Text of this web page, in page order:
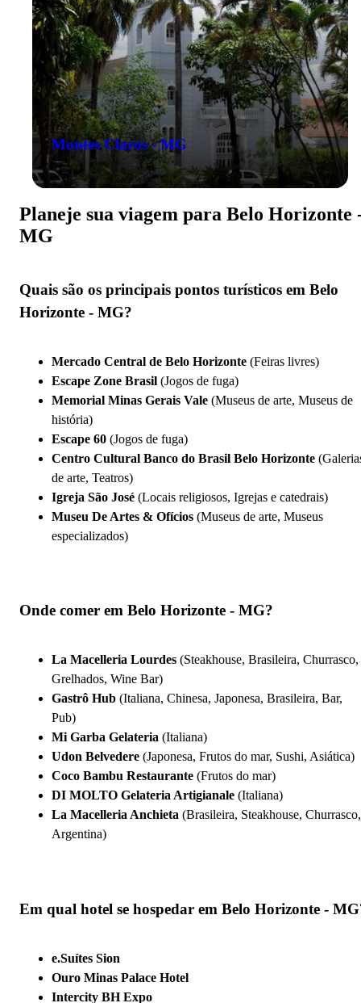
Montes Claros - MG
Planeje sua viagem para Belo Horizonte
MG
Quais são os principais pontos turísticos em Belo
Horizonte - MG?
Mercado Central de Belo Horizonte (Feiras livres)
Escape Zone Brasil (Jogos de fuga)
Memorial Minas Gerais Vale (Museus de arte, Museus de
história)
Escape 60 (Jogos de fuga)
Centro Cultural Banco do Brasil Belo Horizonte
de arte, Teatros)
Igreja São José (Locais religiosos, Igrejas e catedrais)
Museu De Artes & Ofícios (Museus de arte, Museus
especializados)
Onde comer em Belo Horizonte - MG?
La Macelleria Lourdes (Steakhouse, Brasileira, Churrasco,
Grelhados, Wine Bar)
Gastrô Hub (Italiana, Chinesa, Japonesa, Brasileira, Bar,
Pub)
Mi Garba Gelateria (Italiana)
Udon Belvedere (Japonesa, Frutos do mar, Sushi, Asiática)
Coco Bambu Restaurante (Frutos do mar)
DI MOLTO Gelateria Artigianale (Italiana)
La Macelleria Anchieta (Brasileira, Steakhouse, Churrasco,
Argentina)
Em qual hotel se hospedar em Belo Horizonte -
e.Suítes Sion
Ouro Minas Palace Hotel
Intercity BH Expo